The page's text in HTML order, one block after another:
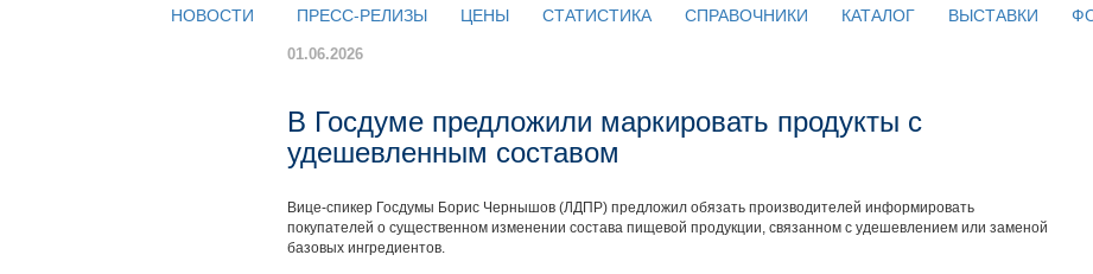
НОВОСТИ ПРЕСС-РЕЛИЗЫ ЦЕНЫ СТАТИСТИКА СПРАВОЧНИКИ КАТАЛОГ ВЫСТАВКИ
01.06.2026
В Госдуме предложили маркировать продукты с
удешевленным составом
Вице-спикер Госдумы Борис Чернышов (ЛДПР) предложил обязать производителей информировать
покупателей о существенном изменении состава пищевой продукции, связанном с удешевлением или заменой
базовых ингредиентов.